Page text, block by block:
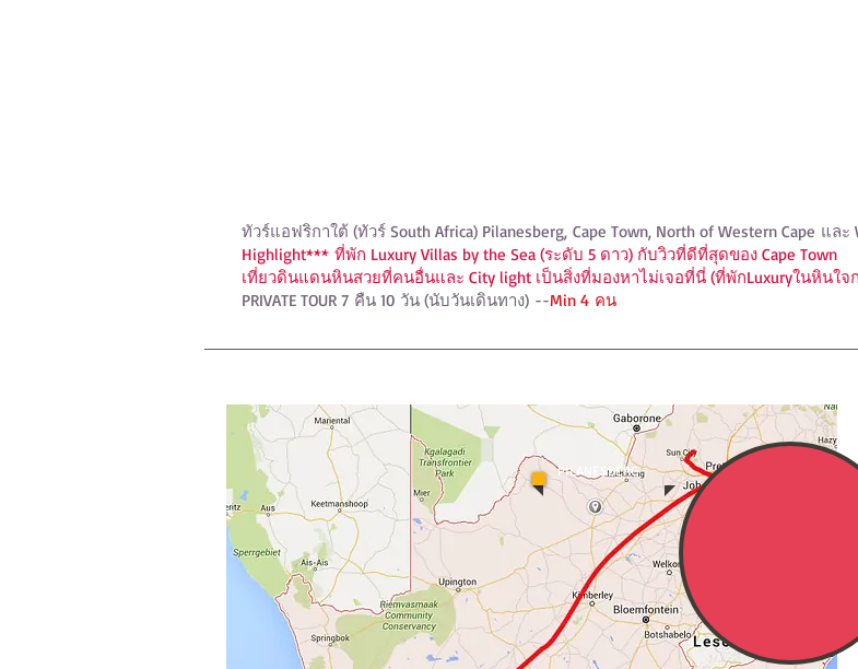
ทัวร์แอฟริกาใต้ (ทัวร์ South Africa) Pilanesberg, Cape Town, North of Western Cape และ
Highlight*** ที่พัก Luxury Villas by the Sea (ระดับ 5 ดาว) กับวิวที่ดีที่สุดของ Cape Town
เที่ยวดินแดนหินสวยที่คนอื่นและ City light เป็นสิ่งที่มองหาไม่เจอที่นี่ (ที่พักLuxuryในหินใจ
PRIVATE TOUR 7 คืน 10 วัน (นับวันเดินทาง) --Min 4 คน
บินสู่ JOHANESBURG
PILANESBERG